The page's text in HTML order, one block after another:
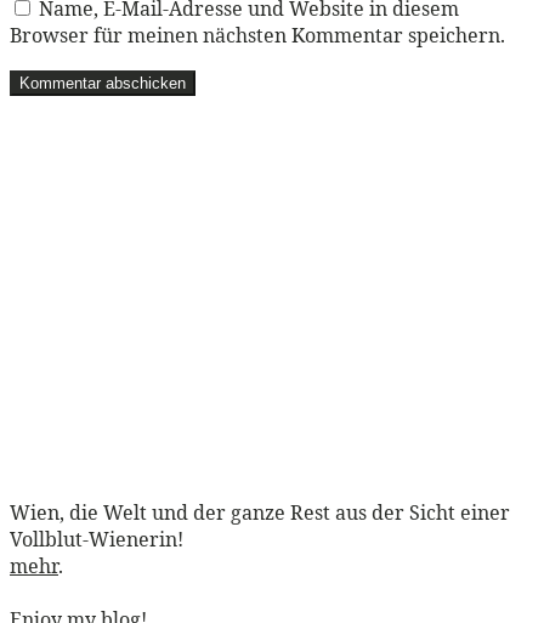
Name, E-Mail-Adresse und Website in diesem
Browser für meinen nächsten Kommentar speichern.
Wien, die Welt und der ganze Rest aus der Sicht einer
Vollblut-Wienerin!
mehr.